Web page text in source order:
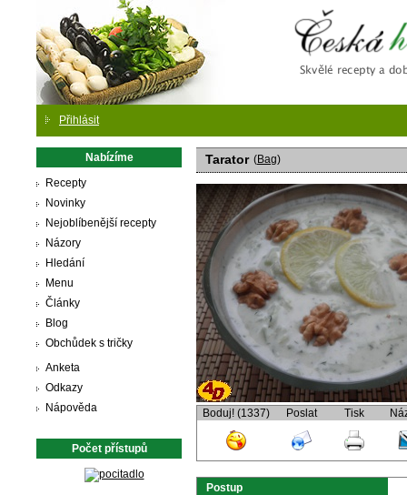
Přihlásit
Nabízíme
Recepty
Novinky
Nejoblíbenější recepty
Názory
Hledání
Menu
Články
Blog
Obchůdek s tričky
Anketa
Odkazy
Nápověda
Počet přístupů
Tarator (Bag)
Boduj! (1337) Poslat Tisk
Postup